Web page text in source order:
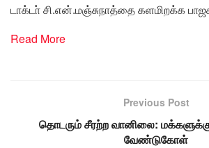
டாக்டா் சி.என்.மஞ்சுநாத்தை களமிறக்க
Read More
Previous Post
தொடரும் சீரற்ற வானிலை:
வேண்டுகோள்